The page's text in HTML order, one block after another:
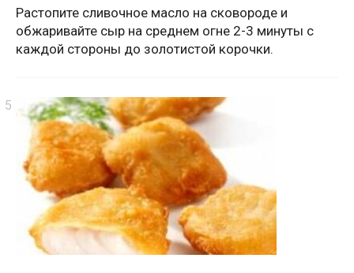
Растопите сливочное масло на сковороде и
обжаривайте сыр на среднем огне 2-3 минуты с
каждой стороны до золотистой корочки.